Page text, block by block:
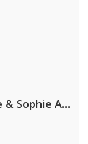
Purple Disco Machine & Sophie And The Giants